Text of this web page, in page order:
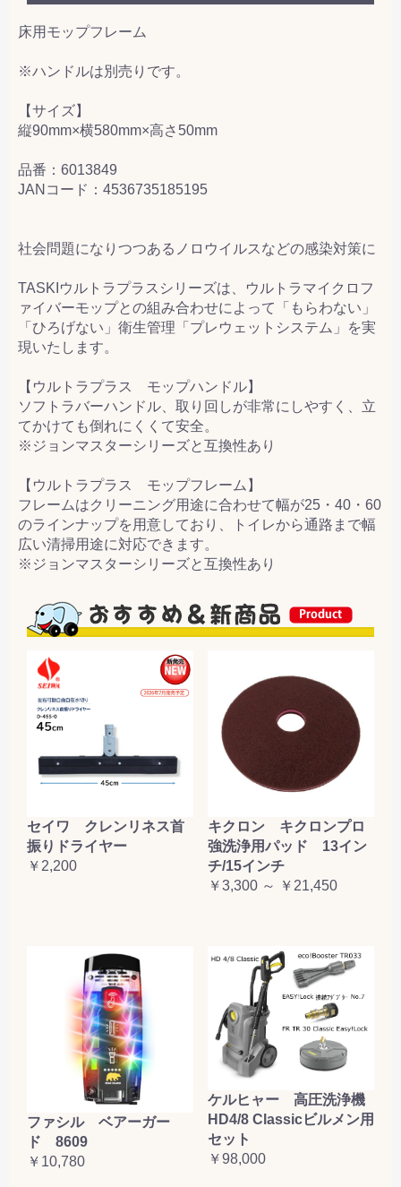
床用モップフレーム
※ハンドルは別売りです。
【サイズ】
縦90mm×横580mm×高さ50mm
品番：6013849
JANコード：4536735185195
社会問題になりつつあるノロウイルスなどの感染対策に
TASKIウルトラプラスシリーズは、ウルトラマイクロフ
ァイバーモップとの組み合わせによって「もらわない」
「ひろげない」衛生管理「プレウェットシステム」を実
現いたします。
【ウルトラプラス モップハンドル】
ソフトラバーハンドル、取り回しが非常にしやすく、立
てかけても倒れにくくて安全。
※ジョンマスターシリーズと互換性あり
【ウルトラプラス モップフレーム】
フレームはクリーニング用途に合わせて幅が25・40・60
のラインナップを用意しており、トイレから通路まで幅
広い清掃用途に対応できます。
※ジョンマスターシリーズと互換性あり
セイワ クレンリネス首
振りドライヤー
￥2,200
キクロン キクロンプロ
強洗浄用パッド 13イン
チ/15インチ
￥3,300 ～ ￥21,450
ファシル ベアーガー
ド 8609
￥10,780
ケルヒャー 高圧洗浄機
HD4/8 Classicビルメン用
セット
￥98,000